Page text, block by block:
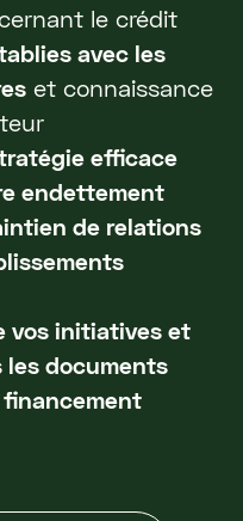
le crédit
avec les
et connaissance
efficace
endettement
de relations
vos initiatives et
documents